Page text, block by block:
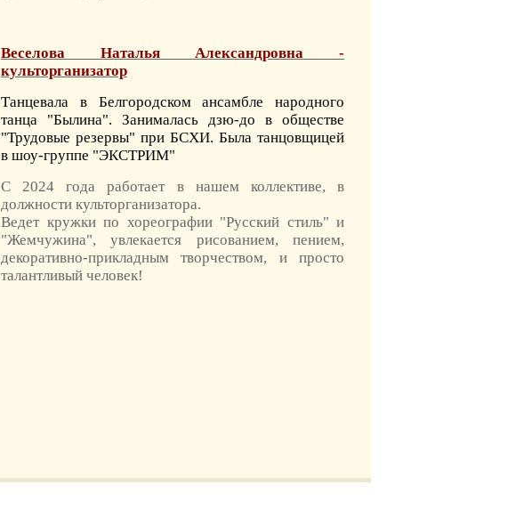
Веселова Наталья Александровна -
культорганизатор
Танцевала в Белгородском ансамбле народного
танца "Былина". Занималась дзю-до в обществе
"Трудовые резервы" при БСХИ. Была танцовщицей
в шоу-группе "ЭКСТРИМ"
С 2024 года работает в нашем коллективе, в
должности культорганизатора.
Ведет кружки по хореографии "Русский стиль" и
"Жемчужина", увлекается рисованием, пением,
декоративно-прикладным творчеством, и просто
талантливый человек!